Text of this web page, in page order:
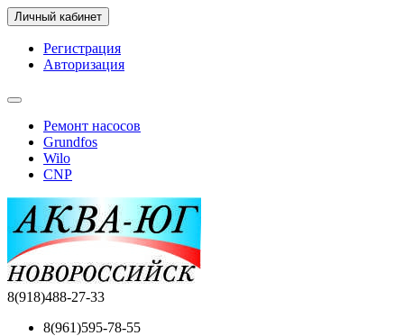
Личный кабинет
Регистрация
Авторизация
Ремонт насосов
Grundfos
Wilo
CNP
8(918)488-27-33
8(961)595-78-55